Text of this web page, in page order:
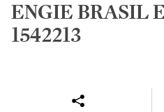
ENGIE BRASIL
1542213